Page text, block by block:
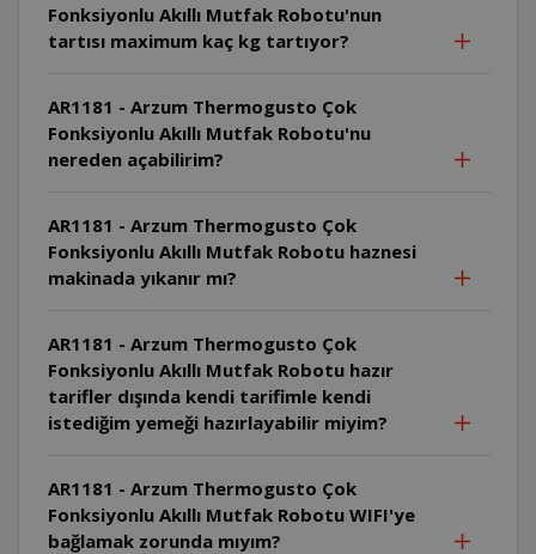
Fonksiyonlu Akıllı Mutfak Robotu'nun
tartısı maximum kaç kg tartıyor?
AR1181 - Arzum Thermogusto Çok
Fonksiyonlu Akıllı Mutfak Robotu'nu
nereden açabilirim?
AR1181 - Arzum Thermogusto Çok
Fonksiyonlu Akıllı Mutfak Robotu haznesi
makinada yıkanır mı?
AR1181 - Arzum Thermogusto Çok
Fonksiyonlu Akıllı Mutfak Robotu hazır
tarifler dışında kendi tarifimle kendi
istediğim yemeği hazırlayabilir miyim?
AR1181 - Arzum Thermogusto Çok
Fonksiyonlu Akıllı Mutfak Robotu WIFI'ye
bağlamak zorunda mıyım?